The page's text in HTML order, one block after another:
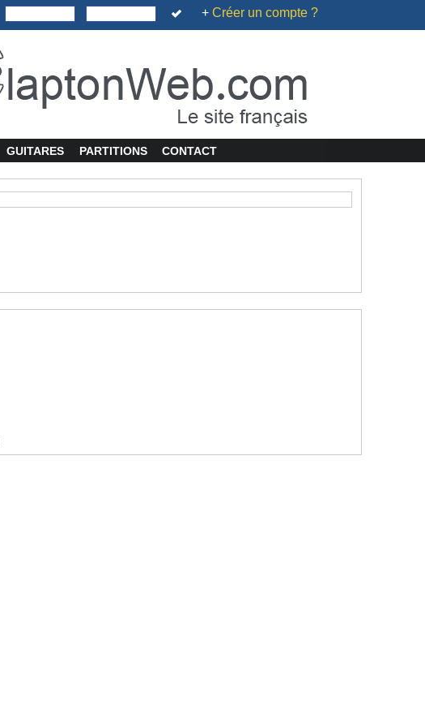
+ Créer un compte ?
GUITARES PARTITIONS CONTACT